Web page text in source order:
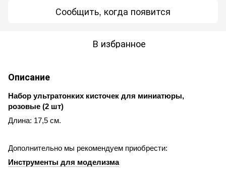
Сообщить, когда появится
В избранное
Описание
Набор ультратонких кисточек для миниатюры,
розовые (2 шт)
Длина: 17,5 см.
Дополнительно мы рекомендуем приобрести:
Инструменты для моделизма